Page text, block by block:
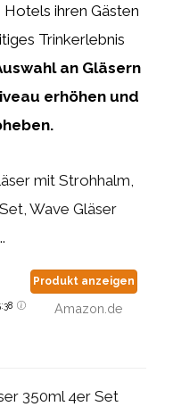
ihren Gästen
Trinkerlebnis
an Gläsern
erhöhen und
mit Strohhalm,
Wave Gläser
Produkt anzeigen
Amazon.de
350ml 4er Set